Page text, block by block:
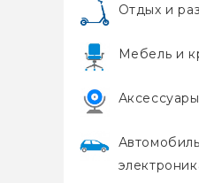
Отдых и
Мебель и
Аксессуары